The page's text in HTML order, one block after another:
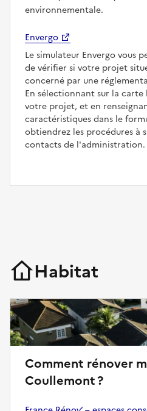
environnementale.
Envergo
Le simulateur Envergo vous
de vérifier si votre projet
concerné par une
En sélectionnant sur la
votre projet, et en
caractéristiques dans le
obtiendrez les procédures à
contacts de l'administration.
Habitat
Comment rénover
Coullemont ?